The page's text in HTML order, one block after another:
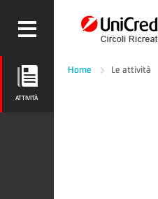
ATTIVITÀ
Home Le attività